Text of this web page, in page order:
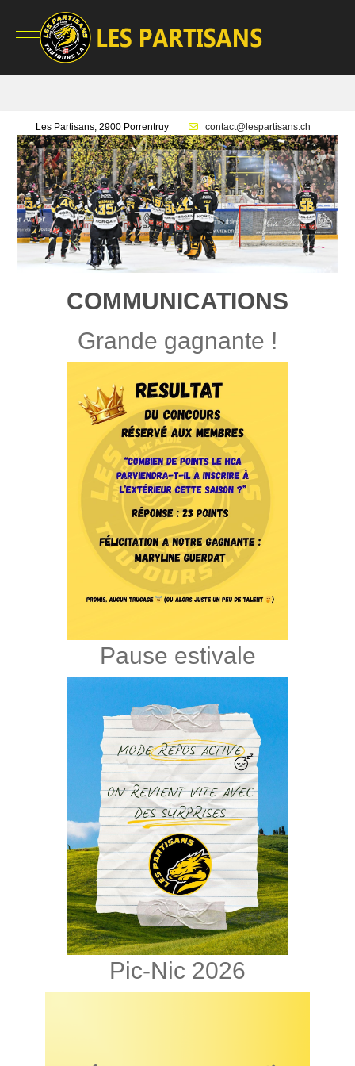
Mobile Menu Toggle
Les Partisans, 2900 Porrentruy contact@lespartisans.ch
COMMUNICATIONS
Grande gagnante !
Pause estivale
Pic-Nic 2026